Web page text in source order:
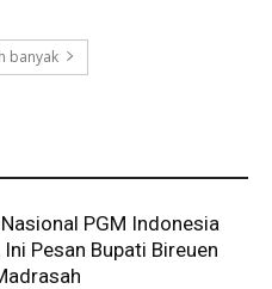
banyak
PGM Indonesia
Pesan Bupati Bireuen